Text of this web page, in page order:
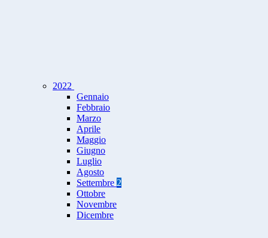
2022
Gennaio
Febbraio
Marzo
Aprile
Maggio
Giugno
Luglio
Agosto
Settembre 2
Ottobre
Novembre
Dicembre